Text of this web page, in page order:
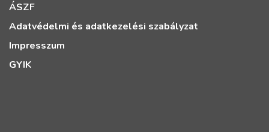
ÁSZF
Adatvédelmi és adatkezelési szabályzat
Impresszum
GYIK